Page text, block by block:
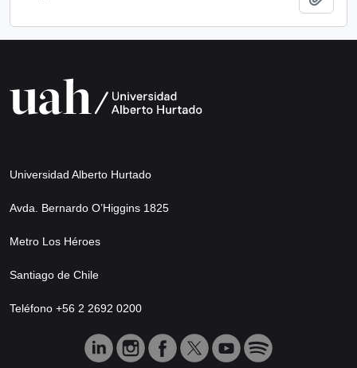
Universidad Alberto Hurtado
Avda. Bernardo O’Higgins 1825
Metro Los Héroes
Santiago de Chile
Teléfono +56 2 2692 0200